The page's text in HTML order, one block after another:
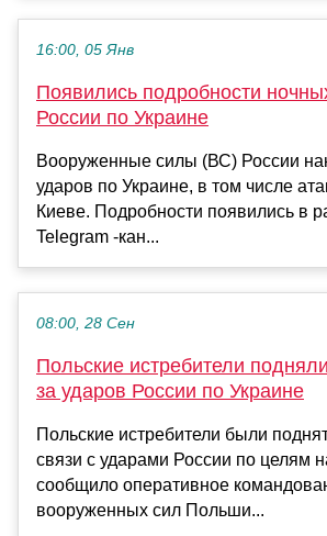
16:00, 05 Янв
Появились подробности
России по Украине
Вооруженные силы (ВС) России
ударов по Украине, в том числе
Киеве. Подробности появились в
Telegram -кан...
08:00, 28 Сен
Польские истребители
за ударов России по Украине
Польские истребители были
связи с ударами России по целям
сообщило оперативное
вооруженных сил Польши...